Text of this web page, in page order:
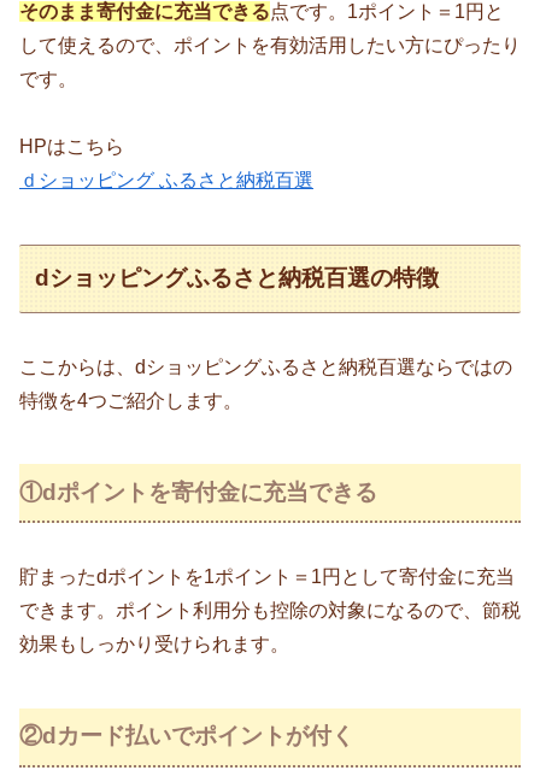
そのまま寄付金に充当できる点です。1ポイント＝1円と
して使えるので、ポイントを有効活用したい方にぴったり
です。
HPはこちら
ｄショッピング ふるさと納税百選
dショッピングふるさと納税百選の特徴
ここからは、dショッピングふるさと納税百選ならではの
特徴を4つご紹介します。
①dポイントを寄付金に充当できる
貯まったdポイントを1ポイント＝1円として寄付金に充当
できます。ポイント利用分も控除の対象になるので、節税
効果もしっかり受けられます。
②dカード払いでポイントが付く